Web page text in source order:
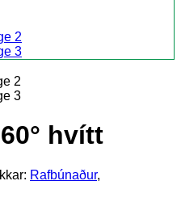
hvítt
Rafbúnaður,